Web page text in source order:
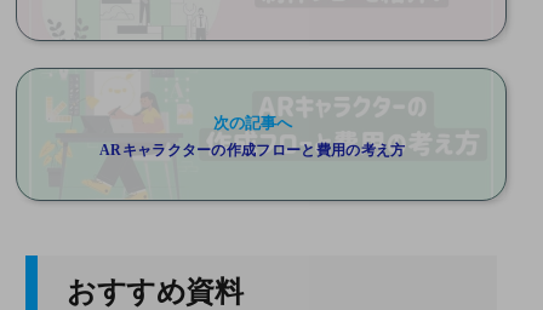
次の記事へ
ARキャラクターの作成フローと費用の考え方
おすすめ資料